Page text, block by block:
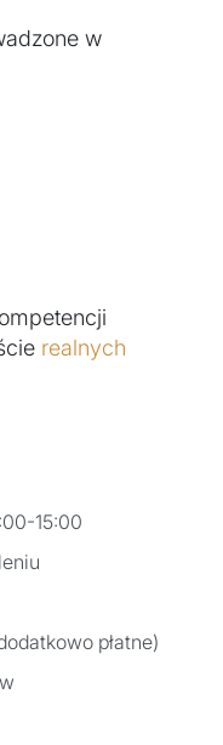
w
realnych
15:00
płatne)